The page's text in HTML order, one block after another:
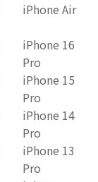
iPhone Air
iPhone 16
Pro
iPhone 15
Pro
iPhone 14
Pro
iPhone 13
Pro